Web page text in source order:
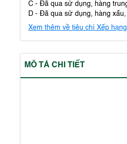
C - Đã qua sử dụng, hàng
D - Đã qua sử dụng, hàng
Xem thêm về tiêu chí Xếp
MÔ TẢ CHI TIẾT